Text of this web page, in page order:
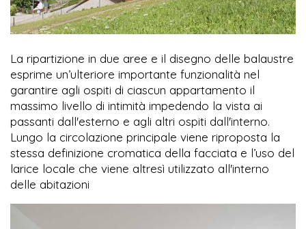
La ripartizione in due aree e il disegno delle balaustre
esprime un’ulteriore importante funzionalità nel
garantire agli ospiti di ciascun appartamento il
massimo livello di intimità impedendo la vista ai
passanti dall'esterno e agli altri ospiti dall'interno.
Lungo la circolazione principale viene riproposta la
stessa definizione cromatica della facciata e l’uso del
larice locale che viene altresì utilizzato all'interno
delle abitazioni